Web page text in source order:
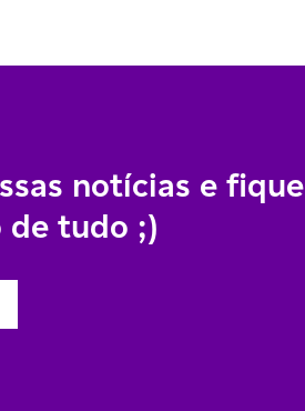
notícias e fique
tudo ;)